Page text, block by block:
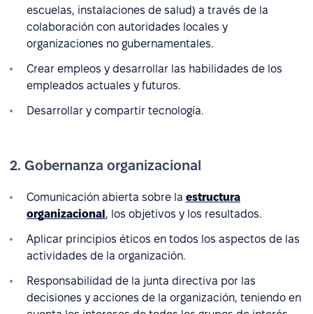
escuelas, instalaciones de salud) a través de la
colaboración con autoridades locales y
organizaciones no gubernamentales.
Crear empleos y desarrollar las habilidades de los
empleados actuales y futuros.
Desarrollar y compartir tecnología.
2. Gobernanza organizacional
Comunicación abierta sobre la estructura
organizacional, los objetivos y los resultados.
Aplicar principios éticos en todos los aspectos de las
actividades de la organización.
Responsabilidad de la junta directiva por las
decisiones y acciones de la organización, teniendo en